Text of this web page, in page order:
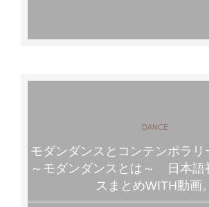
DANCE
モダンダンスとコンテンポラ
～モダンダンスとは～ 日本語
スまとめWITH動画。